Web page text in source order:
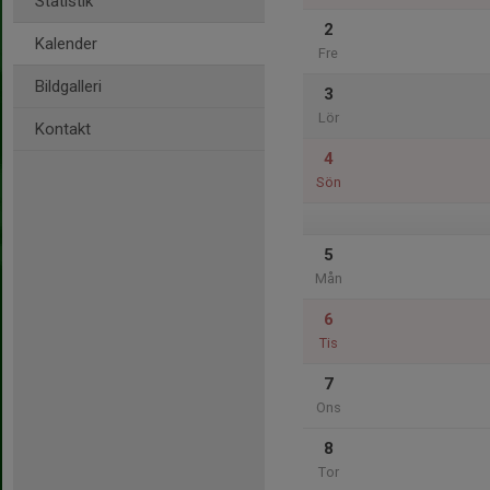
Kalender
Bildgalleri
Kontakt
2
Fre
3
Lör
4
Sön
5
Mån
6
Tis
7
Ons
8
Tor